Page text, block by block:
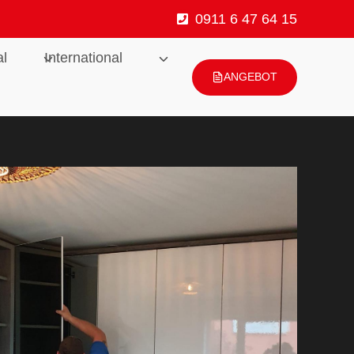
0911 6 47 64 15
International
ANGEBOT